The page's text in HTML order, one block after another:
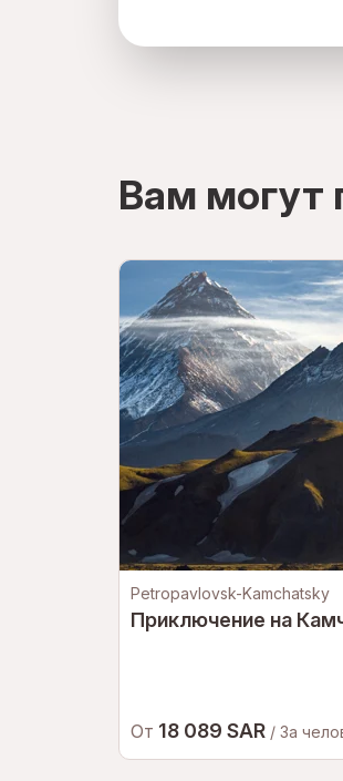
Вам могут
Petropavlovsk-Kamchatsky
Приключение на
От 18 089 SAR / За